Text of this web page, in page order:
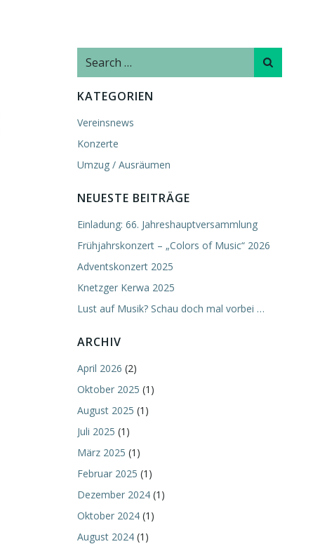
Search
KATEGORIEN
Vereinsnews
Konzerte
Umzug / Ausräumen
NEUESTE BEITRÄGE
Einladung: 66. Jahreshauptversammlung
Frühjahrskonzert – „Colors of Music“ 2026
Adventskonzert 2025
Knetzger Kerwa 2025
Lust auf Musik? Schau doch mal vorbei …
ARCHIV
April 2026 (2)
Oktober 2025 (1)
August 2025 (1)
Juli 2025 (1)
März 2025 (1)
Februar 2025 (1)
Dezember 2024 (1)
Oktober 2024 (1)
August 2024 (1)